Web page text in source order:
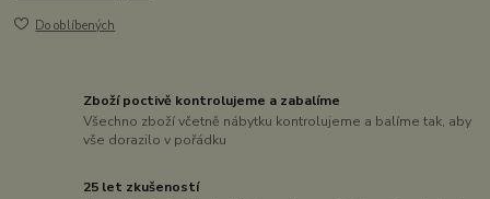
Do oblíbených
Zboží poctivě kontrolujeme a zabalíme
Všechno zboží včetně nábytku kontrolujeme a balíme tak, aby
vše dorazilo v pořádku
25 let zkušeností